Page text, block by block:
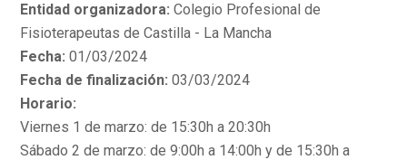
Entidad organizadora: Colegio Profesional de
Fisioterapeutas de Castilla - La Mancha
Fecha: 01/03/2024
Fecha de finalización: 03/03/2024
Horario:
Viernes 1 de marzo: de 15:30h a 20:30h
Sábado 2 de marzo: de 9:00h a 14:00h y de 15:30h a